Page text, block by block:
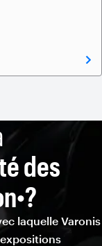
des
laquelle Varonis